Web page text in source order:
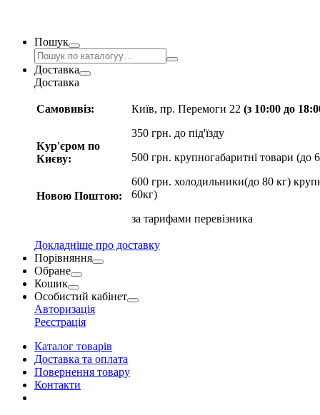
Пошук
Доставка
Доставка
Самовивіз:
Кур'єром по
Києву:
Новою Поштою:
Київ, пр. Перемоги 22 (з 10:00 до
350 грн. до під'їзду
500 грн. крупногабаритні товари (до
600 грн. холодильники(до 80 кг)
60кг)
за тарифами перевізника
Докладніше про доставку
Порівняння
Обране
Кошик
Особистий кабінет
Авторизація
Реєстрація
Каталог товарів
Доставка та оплата
Повернення товару
Контакти